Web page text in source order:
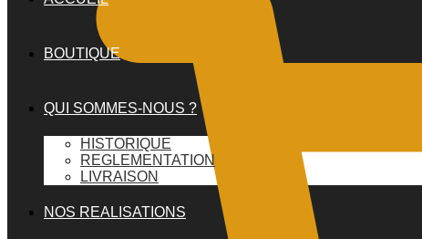
BOUTIQUE
QUI SOMMES-NOUS ?
HISTORIQUE
REGLEMENTATION
LIVRAISON
NOS REALISATIONS